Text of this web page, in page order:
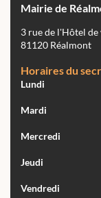
Mairie de
3 rue de l'Hôtel de
81120 Réalmont
Horaires du
Lundi
Mardi
Mercredi
Jeudi
Vendredi